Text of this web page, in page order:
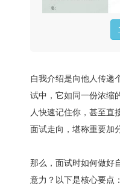
自我介绍是向他人传递
试中，它如同一份浓缩
人快速记住你，甚至直
面试走向，堪称重要加
那么，面试时如何做好
意力？以下是核心要点：